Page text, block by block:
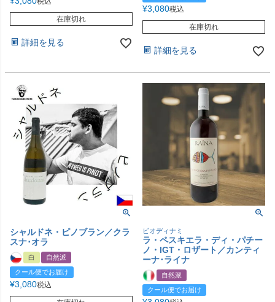
在庫切れ
詳細を見る
¥3,080税込
在庫切れ
詳細を見る
シャルドネ・ピノブラン／クラ
スナ･オラ
白
自然派
クール便でお届け
¥3,080税込
ビオディナミ
ラ・ペスキエラ・ディ・パチー
ノ・IGT・ロザート／カンティ
ーナ･ライナ
自然派
クール便でお届け